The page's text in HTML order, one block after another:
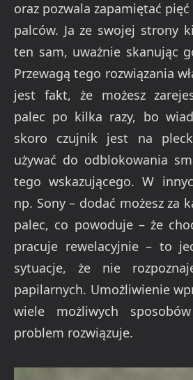
oraz pozwala zapamiętać
palców. Ja ze swojej strony
ten sam, uważnie skanując
Przewagą tego rozwiązania
jest fakt, że możesz
palec po kilka razy, bo
skoro czujnik jest na
używać do odblokowania
tego wskazującego. W
np. Sony – dodać możesz za
palec, co powoduje – że
pracuje rewelacyjnie – to
sytuacje, że nie
papilarnych. Umożliwienie
wiele możliwych
problem rozwiązuje.